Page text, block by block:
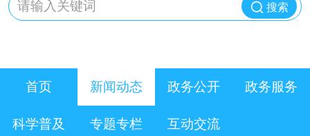
搜索
首页 新闻动态 政务公开 政务服务
科学普及 专题专栏 互动交流